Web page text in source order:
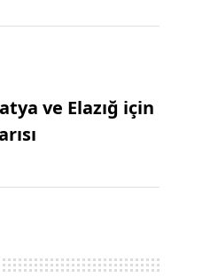
ve Elazığ için